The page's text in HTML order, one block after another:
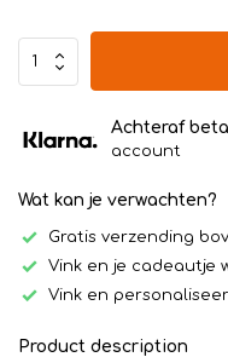
Achteraf
account
Wat kan je verwachten?
Gratis verzending
Vink en je cadeautje
Vink en
Product description